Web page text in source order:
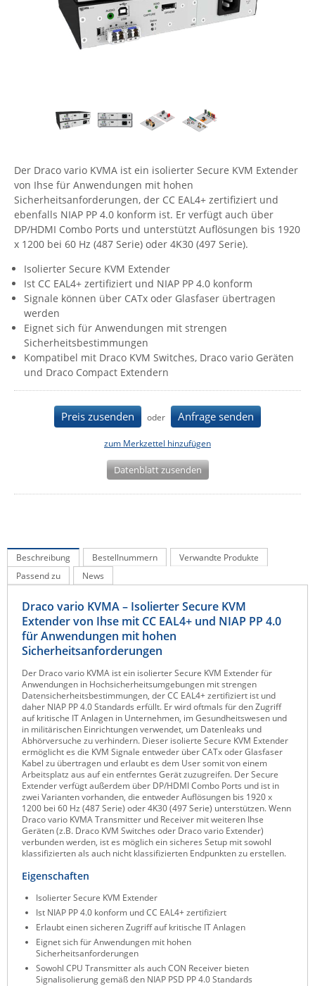
Energiemessung
Energieverteilung
IP, WLAN & GSM Sensorik
IoT - Internet of Things
IPC, Industrielle Netzwerktechnik & WLAN
Serverräume
RMA / Rücksendung / Support
Comet System
CompleTech
Fokus Technologies
Gefen
Gude
Guntermann & Drunck
High Sec Labs
HW group
Icron
IEC Lock
Ihse
Kerlink
KVM TEC
Milesight
Panorama Antennas
PatchSee
Power Kingdom
Poynting
Raritan
Riello UPS
Server Technology
Siretta
SIRIO Antenne
Sunbird
Tactical Software
TEKTELIC
Teltonika
Unwired Networks
Vision
WATTECO
Westermo
Yuasa
ZPE Systems
Der Draco vario KVMA ist ein isolierter Secure KVM Extender
von Ihse für Anwendungen mit hohen
Sicherheitsanforderungen, der CC EAL4+ zertifiziert und
ebenfalls NIAP PP 4.0 konform ist. Er verfügt auch über
DP/HDMI Combo Ports und unterstützt Auflösungen bis 1920
x 1200 bei 60 Hz (487 Serie) oder 4K30 (497 Serie).
Isolierter Secure KVM Extender
Ist CC EAL4+ zertifiziert und NIAP PP 4.0 konform
Signale können über CATx oder Glasfaser übertragen
werden
Eignet sich für Anwendungen mit strengen
Sicherheitsbestimmungen
Kompatibel mit Draco KVM Switches, Draco vario Geräten
und Draco Compact Extendern
Preis zusenden oder Anfrage senden
zum Merkzettel hinzufügen
Datenblatt zusenden
Beschreibung Bestellnummern
Verwandte Produkte
Passend zu
News
Draco vario KVMA – Isolierter Secure KVM
Extender von Ihse mit CC EAL4+ und NIAP PP 4.0
für Anwendungen mit hohen
Sicherheitsanforderungen
Der Draco vario KVMA ist ein isolierter Secure KVM Extender für
Anwendungen in Hochsicherheitsumgebungen mit strengen
Datensicherheitsbestimmungen, der CC EAL4+ zertifiziert ist und
daher NIAP PP 4.0 Standards erfüllt. Er wird oftmals für den Zugriff
auf kritische IT Anlagen in Unternehmen, im Gesundheitswesen und
in militärischen Einrichtungen verwendet, um Datenleaks und
Abhörversuche zu verhindern. Dieser isolierte Secure KVM Extender
ermöglicht es die KVM Signale entweder über CATx oder Glasfaser
Kabel zu übertragen und erlaubt es dem User somit von einem
Arbeitsplatz aus auf ein entferntes Gerät zuzugreifen. Der Secure
Extender verfügt außerdem über DP/HDMI Combo Ports und ist in
zwei Varianten vorhanden, die entweder Auflösungen bis 1920 x
1200 bei 60 Hz (487 Serie) oder 4K30 (497 Serie) unterstützen. Wenn
Draco vario KVMA Transmitter und Receiver mit weiteren Ihse
Geräten (z.B. Draco KVM Switches oder Draco vario Extender)
verbunden werden, ist es möglich ein sicheres Setup mit sowohl
klassifizierten als auch nicht klassifizierten Endpunkten zu erstellen.
Eigenschaften
Isolierter Secure KVM Extender
Ist NIAP PP 4.0 konform und CC EAL4+ zertifiziert
Erlaubt einen sicheren Zugriff auf kritische IT Anlagen
Eignet sich für Anwendungen mit hohen
Sicherheitsanforderungen
Sowohl CPU Transmitter als auch CON Receiver bieten
Signalisolierung gemäß den NIAP PSD PP 4.0 Standards